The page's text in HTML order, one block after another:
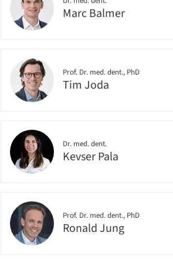
Marc Balmer
Prof. Dr. med. dent., PhD
Tim Joda
Dr. med. dent.
Kevser Pala
Prof. Dr. med. dent., PhD
Ronald Jung